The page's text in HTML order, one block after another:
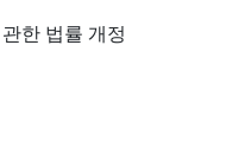
한 법률 개정